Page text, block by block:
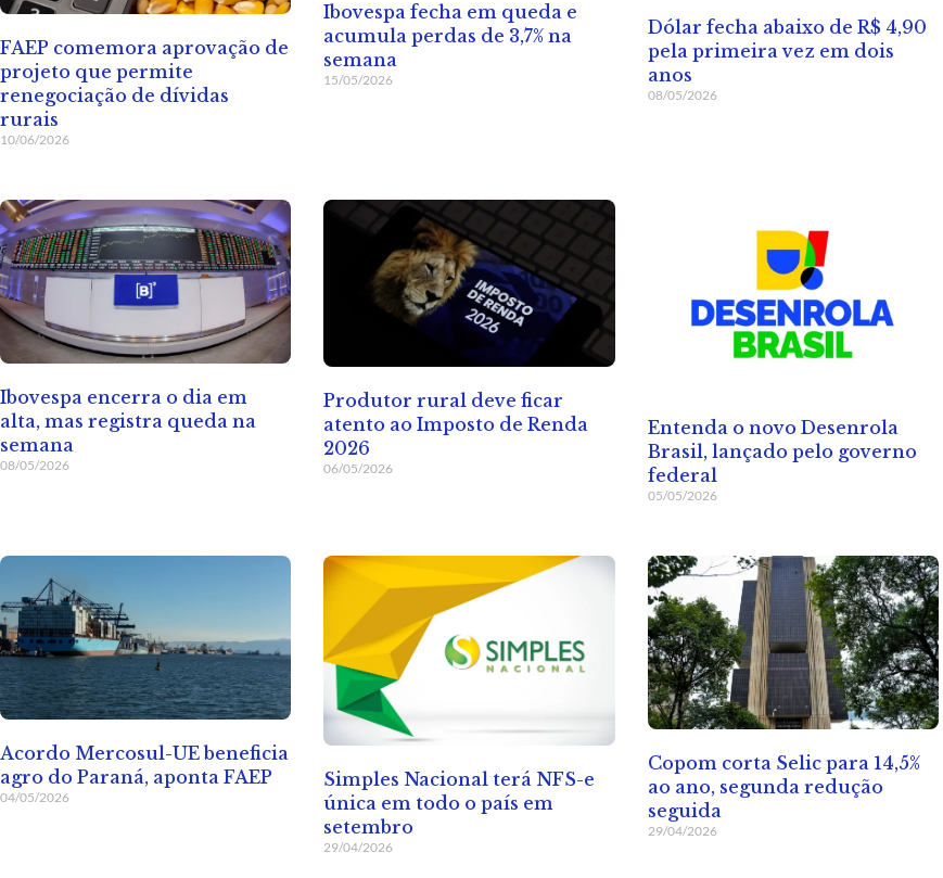
FAEP comemora aprovação de
projeto que permite
renegociação de dívidas
rurais
10/06/2026
Ibovespa fecha em queda e
acumula perdas de 3,7% na
semana
15/05/2026
Dólar fecha abaixo de R$ 4,90
pela primeira vez em dois
anos
08/05/2026
Ibovespa encerra o dia em
alta, mas registra queda na
semana
08/05/2026
Produtor rural deve ficar
atento ao Imposto de Renda
2026
06/05/2026
Entenda o novo Desenrola
Brasil, lançado pelo governo
federal
05/05/2026
Acordo Mercosul-UE beneficia
agro do Paraná, aponta FAEP
04/05/2026
Simples Nacional terá NFS-e
única em todo o país em
setembro
29/04/2026
Copom corta Selic para 14,5%
ao ano, segunda redução
seguida
29/04/2026